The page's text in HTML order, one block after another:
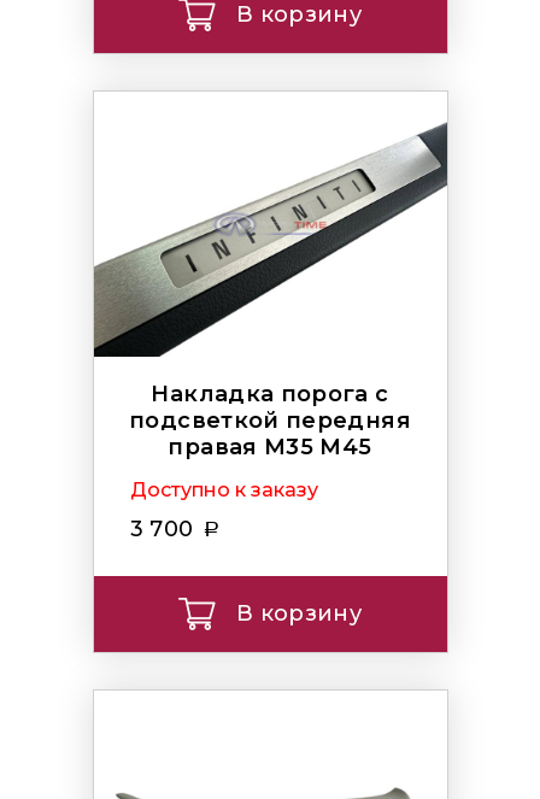
В корзину
Накладка порога с
подсветкой передняя
правая M35 M45
Доступно к заказу
3 700
В корзину